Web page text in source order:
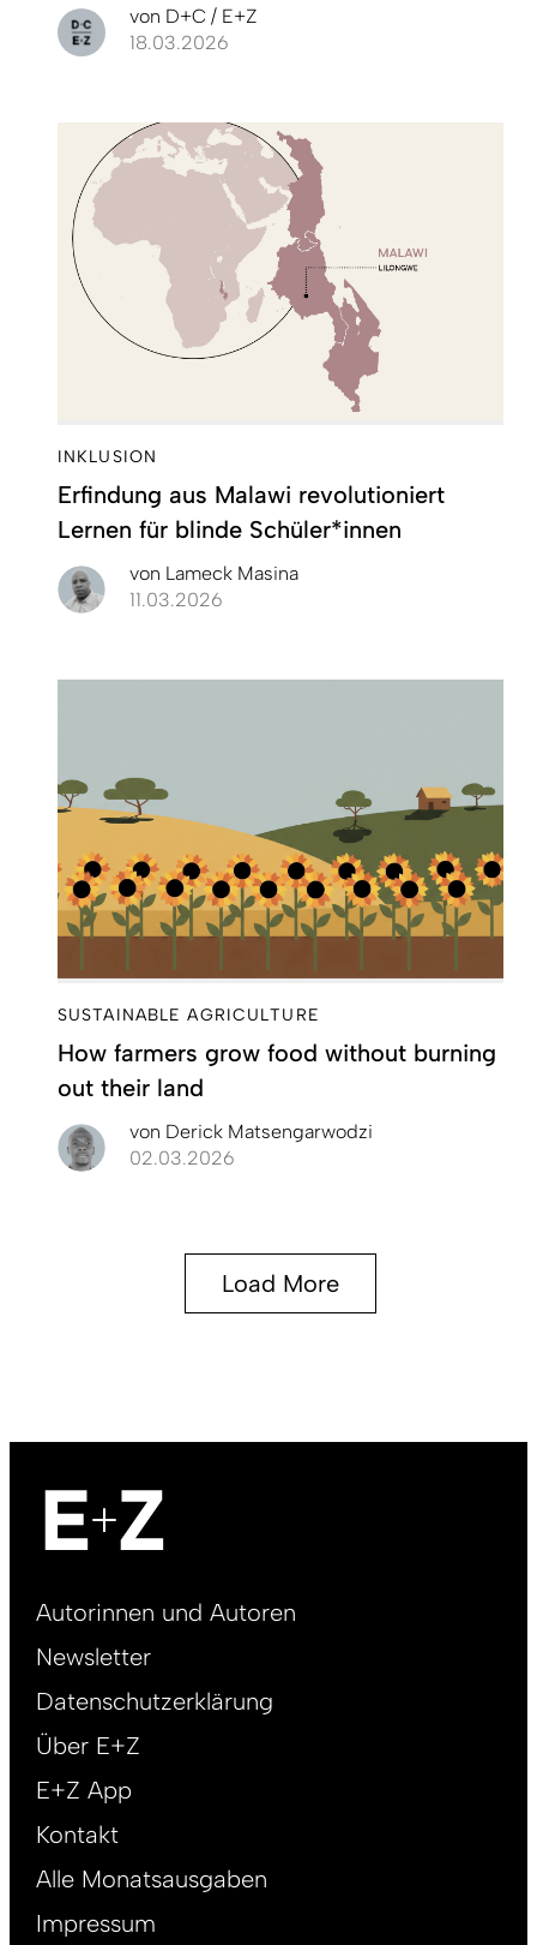
von D+C / E+Z
18.03.2026
INKLUSION
Erfindung aus Malawi revolutioniert
Lernen für blinde Schüler*innen
von Lameck Masina
11.03.2026
SUSTAINABLE AGRICULTURE
How farmers grow food without burning
out their land
von Derick Matsengarwodzi
02.03.2026
Load More
Footer
DE
Autorinnen und Autoren
Newsletter
Datenschutzerklärung
Über E+Z
E+Z App
Kontakt
Alle Monatsausgaben
Impressum